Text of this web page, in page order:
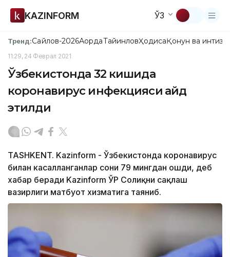
KAZINFORM ЎЗ
Тренд:Сайлов-2026АқордаТайинловҲодисаҚонун ва
11:29, 24 Феврал 2021
Ўзбекистонда 32 кишида
коронавирус инфекцияси қайд
этилди
TASHKENT. Kazinform - Ўзбекистонда коронавирус
билан касалланганлар сони 79 мингдан ошди, деб
хабар беради Kazinform ЎР Соғлиқни сақлаш
вазирлиги матбуот хизматига таяниб.